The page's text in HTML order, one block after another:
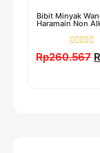
Bibit Minyak
Haramain Non
Dinilai
0
Rp260.567